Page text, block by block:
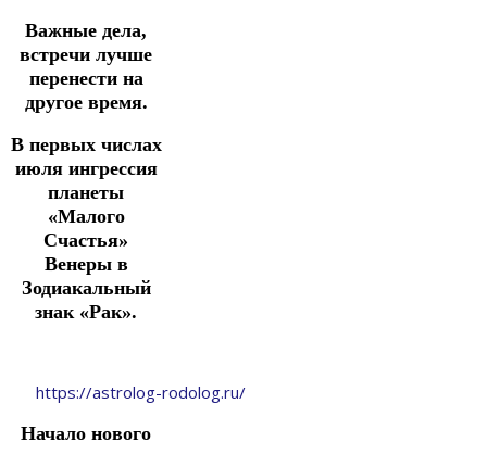
Важные дела,
встречи лучше
перенести на
другое время.
В первых числах
июля ингрессия
планеты
«Малого
Счастья»
Венеры в
Зодиакальный
знак «Рак».
https://astrolog-rodolog.ru/
Начало нового